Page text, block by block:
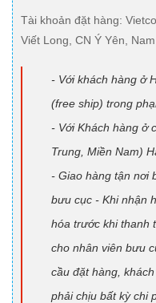
Tài khoản đặt hàng:
Viết Long, CN Ý Yên,
- Với khách hàng ở
(free ship) trong
- Với Khách hàng ở
Trung, Miền Nam)
- Giao hàng tận nơi
bưu cục - Khi nhận
hóa trước khi thanh
cho nhân viên bưu
cầu đặt hàng,
phải chịu bất kỳ chi